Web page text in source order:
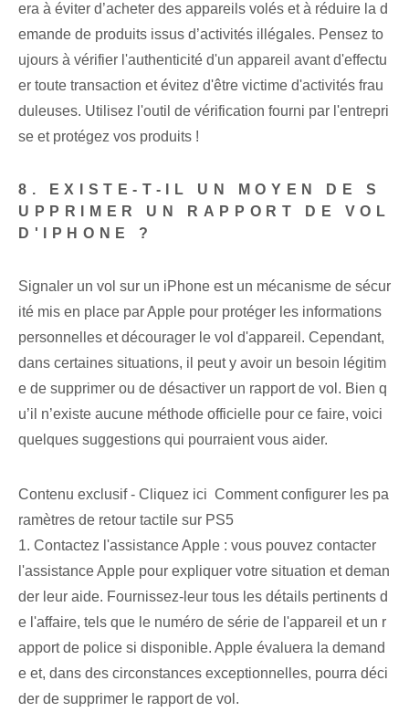
era à éviter d’acheter des appareils volés et à réduire la d
emande de produits issus d’activités illégales. Pensez to
ujours à vérifier l'authenticité d'un appareil avant d'effectu
er toute transaction et évitez d'être victime d'activités frau
duleuses. Utilisez l'outil de vérification fourni par l'entrepri
se et protégez vos produits !
8. EXISTE-T-IL UN MOYEN DE S
UPPRIMER UN RAPPORT DE VOL
D'IPHONE ?
Signaler un vol sur un iPhone est un mécanisme de sécur
ité mis en place par Apple pour protéger les informations
personnelles et décourager le vol d'appareil. Cependant,
dans certaines situations, il peut y avoir un besoin légitim
e de supprimer ou de désactiver un rapport de vol. Bien q
u’il n’existe aucune méthode officielle pour ce faire, voici
quelques suggestions qui pourraient vous aider.
Contenu exclusif - Cliquez ici Comment configurer les pa
ramètres de retour tactile sur PS5
1. Contactez l'assistance Apple : vous pouvez contacter
l'assistance Apple pour expliquer votre situation et deman
der leur aide. Fournissez-leur tous les détails pertinents d
e l'affaire, tels que le numéro de série de l'appareil et un r
apport de police si disponible. Apple évaluera la demand
e et, dans des circonstances exceptionnelles, pourra déci
der de supprimer le rapport de vol.